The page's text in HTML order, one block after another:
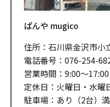
ぱんや mugico
住所：石川県金沢市小
電話番号：076-254-
営業時間：9:00～17:00
定休日：火曜日・水曜
駐車場：あり（2台）